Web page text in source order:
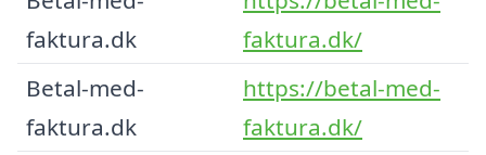
faktura.dk
faktura.dk/
Betal-med-
faktura.dk
https://betal-med-
faktura.dk/